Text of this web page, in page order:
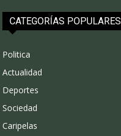
CATEGORÍAS POPULARES
Politica
Actualidad
Deportes
Sociedad
Caripelas